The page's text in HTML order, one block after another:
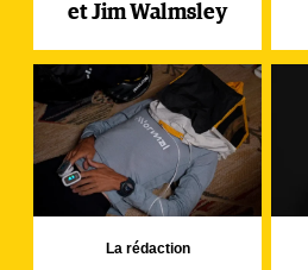
et Jim Walmsley
La rédaction